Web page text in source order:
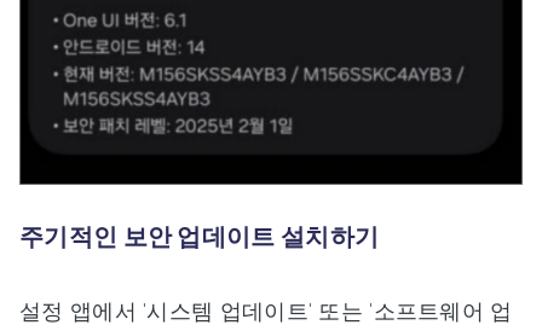
주기적인 보안 업데이트 설치하기
설정 앱에서 '시스템 업데이트' 또는 '소프트웨어 업